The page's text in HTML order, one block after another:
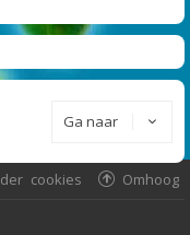
Ga naar
Omhoog
cookies